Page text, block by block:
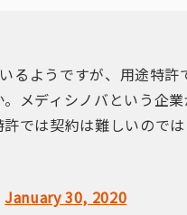
るようですが、用途特許
メディシノバという企
では契約は難しいのでは
January 30, 2020